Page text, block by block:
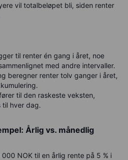
vil totalbeløpet bli, siden renter
til renter én gang i året, noe
med andre intervaller.
beregner renter tolv ganger i året,
til den raskeste veksten,
til hver dag.
Årlig vs. månedlig
NOK til en årlig rente på 5 % i